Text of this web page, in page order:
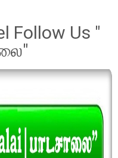
Follow Us "